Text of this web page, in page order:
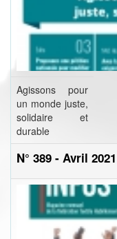
Agissons pour
un monde juste,
solidaire et
durable
N° 389 - Avril 2021